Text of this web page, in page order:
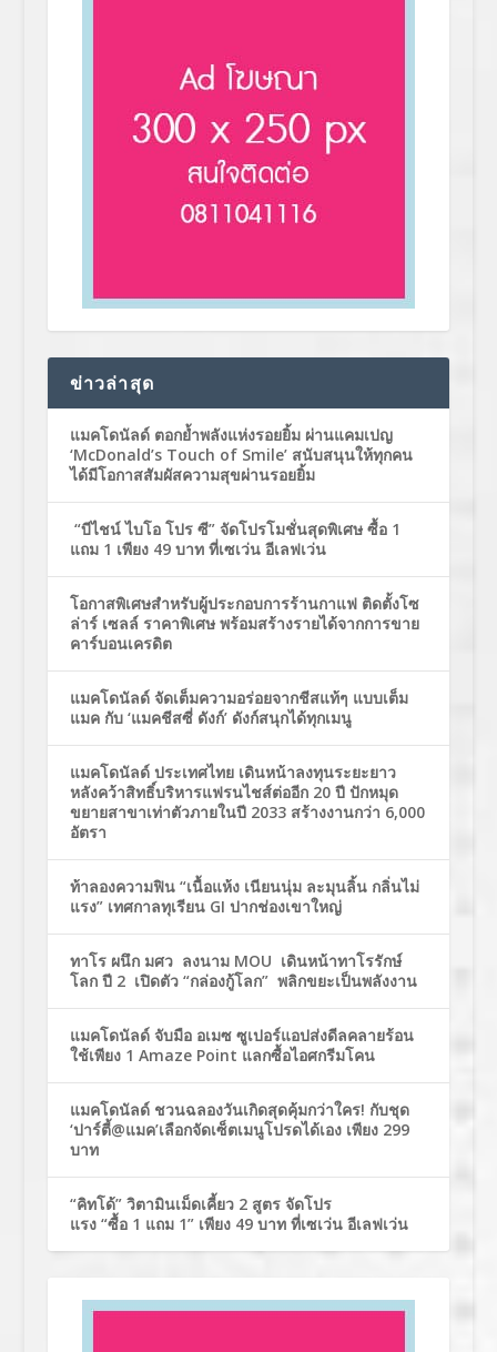
ข่าวล่าสุด
แมคโดนัลด์ ตอกย้ำพลังแห่งรอยยิ้ม ผ่านแคมเปญ
‘McDonald’s Touch of Smile’ สนับสนุนให้ทุกคน
ได้มีโอกาสสัมผัสความสุขผ่านรอยยิ้ม
“บีไชน์ ไบโอ โปร ซี” จัดโปรโมชั่นสุดพิเศษ ซื้อ 1
แถม 1 เพียง 49 บาท ที่เซเว่น อีเลฟเว่น
โอกาสพิเศษสำหรับผู้ประกอบการร้านกาแฟ ติดตั้งโซ
ล่าร์ เซลล์ ราคาพิเศษ พร้อมสร้างรายได้จากการขาย
คาร์บอนเครดิต
แมคโดนัลด์ จัดเต็มความอร่อยจากชีสแท้ๆ แบบเต็ม
แมค กับ ‘แมคชีสซี่ ดังก์’ ดังก์สนุกได้ทุกเมนู
แมคโดนัลด์ ประเทศไทย เดินหน้าลงทุนระยะยาว
หลังคว้าสิทธิ์บริหารแฟรนไชส์ต่ออีก 20 ปี ปักหมุด
ขยายสาขาเท่าตัวภายในปี 2033 สร้างงานกว่า 6,000
อัตรา
ท้าลองความฟิน “เนื้อแห้ง เนียนนุ่ม ละมุนลิ้น กลิ่นไม่
แรง” เทศกาลทุเรียน GI ปากช่องเขาใหญ่
ทาโร ผนึก มศว ลงนาม MOU เดินหน้าทาโรรักษ์
โลก ปี 2 เปิดตัว “กล่องกู้โลก” พลิกขยะเป็นพลังงาน
แมคโดนัลด์ จับมือ อเมซ ซูเปอร์แอปส่งดีลคลายร้อน
ใช้เพียง 1 Amaze Point แลกซื้อไอศกรีมโคน
แมคโดนัลด์ ชวนฉลองวันเกิดสุดคุ้มกว่าใคร! กับชุด
‘ปาร์ตี้@แมค’เลือกจัดเซ็ตเมนูโปรดได้เอง เพียง 299
บาท
“คิทโด้” วิตามินเม็ดเคี้ยว 2 สูตร จัดโปร
แรง “ซื้อ 1 แถม 1” เพียง 49 บาท ที่เซเว่น อีเลฟเว่น